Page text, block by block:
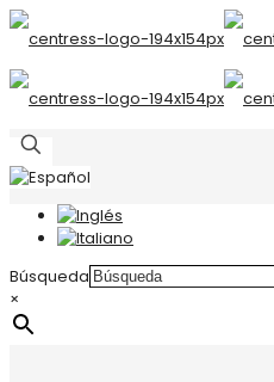
Búsqueda
×